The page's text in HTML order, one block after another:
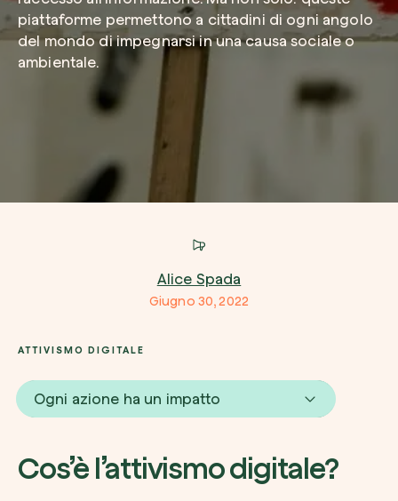
piattaforme permettono a cittadini di ogni angolo
del mondo di impegnarsi in una causa sociale o
ambientale.
Alice Spada
Giugno 30, 2022
ATTIVISMO DIGITALE
Ogni azione ha un impatto
Cos’è l’attivismo digitale?
Crea la tua foresta
Azienda*
Servizio di interesse
Come possiamo aiutarti?*
Come ci hai conosciuto